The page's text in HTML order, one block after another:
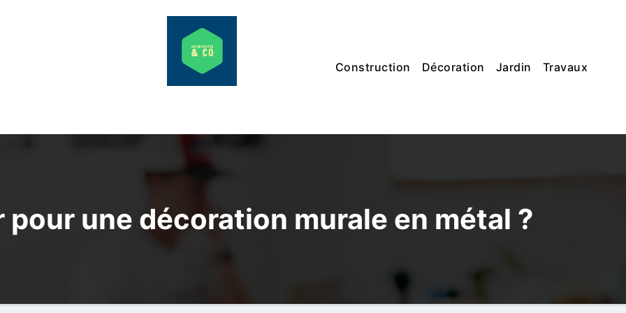
Construction
Décoration Jardin Travaux
une décoration murale en métal ?